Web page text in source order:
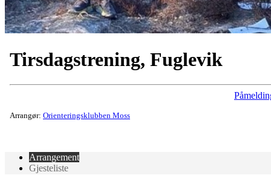
Tirsdagstrening, Fuglevik
Arrangør: Orienteringsklubben Moss
Arrangement
Gjesteliste